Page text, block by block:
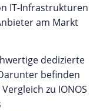
IT-Infrastrukturen
am Markt
dedizierte
befinden
zu IONOS